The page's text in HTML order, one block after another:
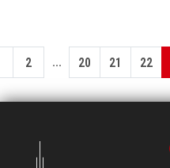
2 ... 20 21 22